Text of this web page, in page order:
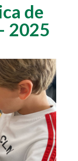
de
2025